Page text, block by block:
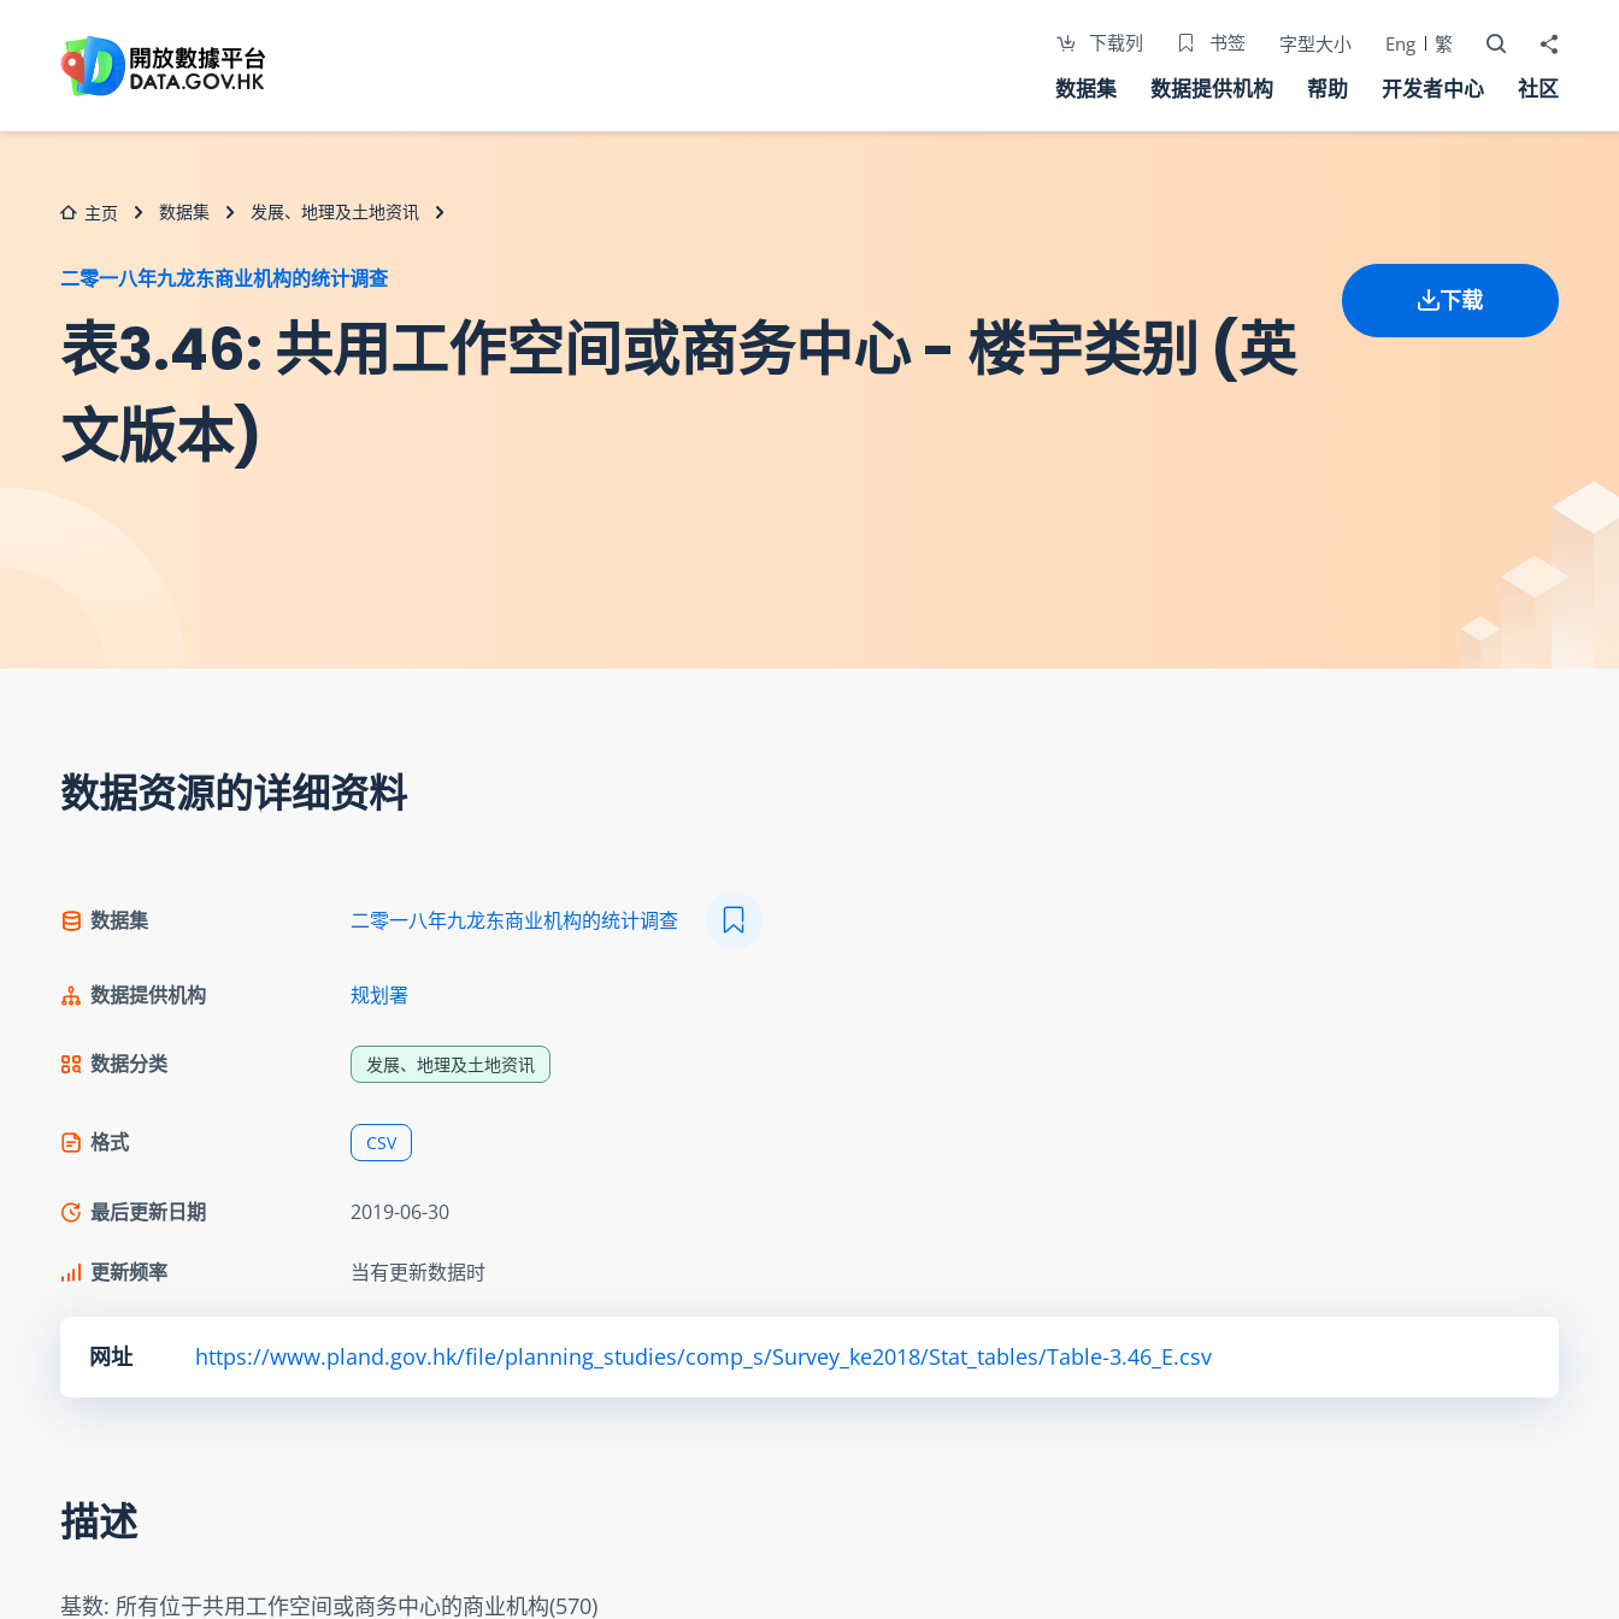
下载列 书签 字型大小 Eng 繁 打开搜寻器
分享至
数据集 数据提供机构 帮助 开发者中心 社区
主页 数据集 发展、地理及土地资讯
二零一八年九龙东商业机构的统计调查
表3.46: 共用工作空间或商务中心 - 楼宇类别 (英
文版本)
下载
数据资源的详细资料
数据集 二零一八年九龙东商业机构的统计调查
数据提供机构 规划署
数据分类 发展、地理及土地资讯
格式 CSV
最后更新日期 2019-06-30
更新频率 当有更新数据时
网址 https://www.pland.gov.hk/file/planning_studies/comp_s/Survey_ke2018/Stat_tables/Table-3.46_E.csv
描述
基数: 所有位于共用工作空间或商务中心的商业机构(570)